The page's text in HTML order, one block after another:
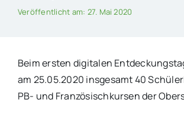
Veröffentlicht am: 27. Mai 2020
Beim ersten digitalen
am 25.05.2020 insgesamt 40
PB- und Französischkursen der